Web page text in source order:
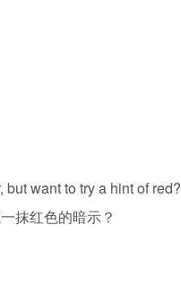
but want to try a hint of red?
抹红色的暗示？